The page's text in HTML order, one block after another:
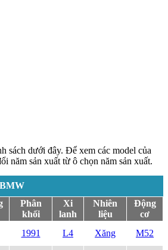
sách dưới đây. Để xem các model của
năm sản xuất từ ô chọn năm sản xuất.
BMW
Phân
khối
Xi
lanh
Nhiên
liệu
Động
cơ
1991 L4 Xăng
M52